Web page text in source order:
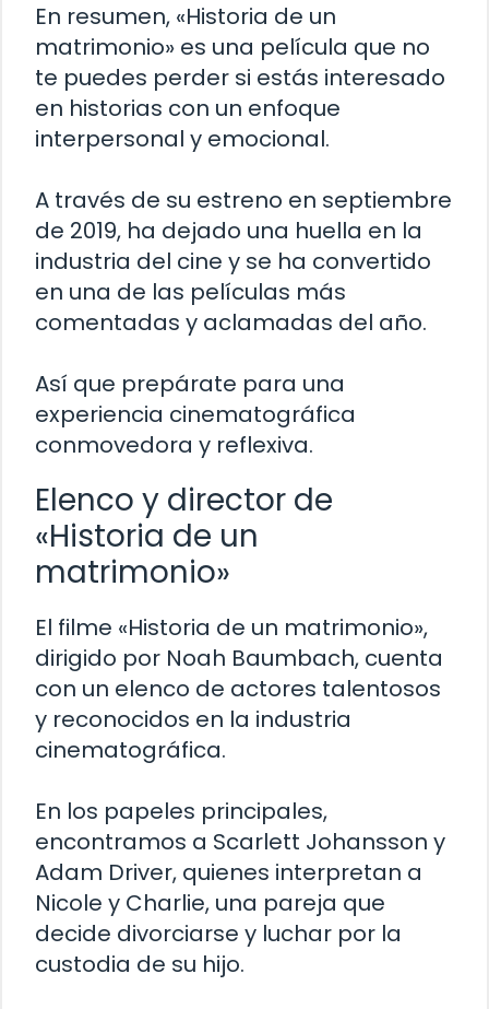
En resumen, «Historia de un
matrimonio» es una película que no
te puedes perder si estás interesado
en historias con un enfoque
interpersonal y emocional.
A través de su estreno en septiembre
de 2019, ha dejado una huella en la
industria del cine y se ha convertido
en una de las películas más
comentadas y aclamadas del año.
Así que prepárate para una
experiencia cinematográfica
conmovedora y reflexiva.
Elenco y director de
«Historia de un
matrimonio»
El filme «Historia de un matrimonio»,
dirigido por Noah Baumbach, cuenta
con un elenco de actores talentosos
y reconocidos en la industria
cinematográfica.
En los papeles principales,
encontramos a Scarlett Johansson y
Adam Driver, quienes interpretan a
Nicole y Charlie, una pareja que
decide divorciarse y luchar por la
custodia de su hijo.